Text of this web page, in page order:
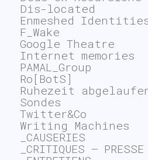
Dis-located
Enmeshed
F_Wake
Google Theatre
Internet memories
PAMAL_Group
Ro[BotS]
Ruhezeit
Sondes
Twitter&Co
Writing Machines
_CAUSERIES
_CRITIQUES – PRESSE